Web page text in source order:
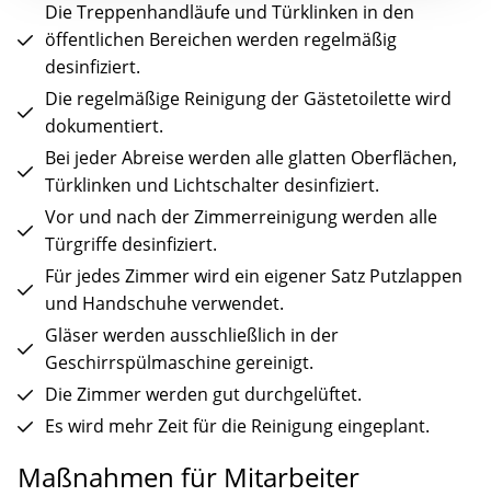
Die Treppenhandläufe und Türklinken in den
öffentlichen Bereichen werden regelmäßig
desinfiziert.
Die regelmäßige Reinigung der Gästetoilette wird
dokumentiert.
Bei jeder Abreise werden alle glatten Oberflächen,
Türklinken und Lichtschalter desinfiziert.
Vor und nach der Zimmerreinigung werden alle
Türgriffe desinfiziert.
Für jedes Zimmer wird ein eigener Satz Putzlappen
und Handschuhe verwendet.
Gläser werden ausschließlich in der
Geschirrspülmaschine gereinigt.
Die Zimmer werden gut durchgelüftet.
Es wird mehr Zeit für die Reinigung eingeplant.
Maßnahmen für Mitarbeiter